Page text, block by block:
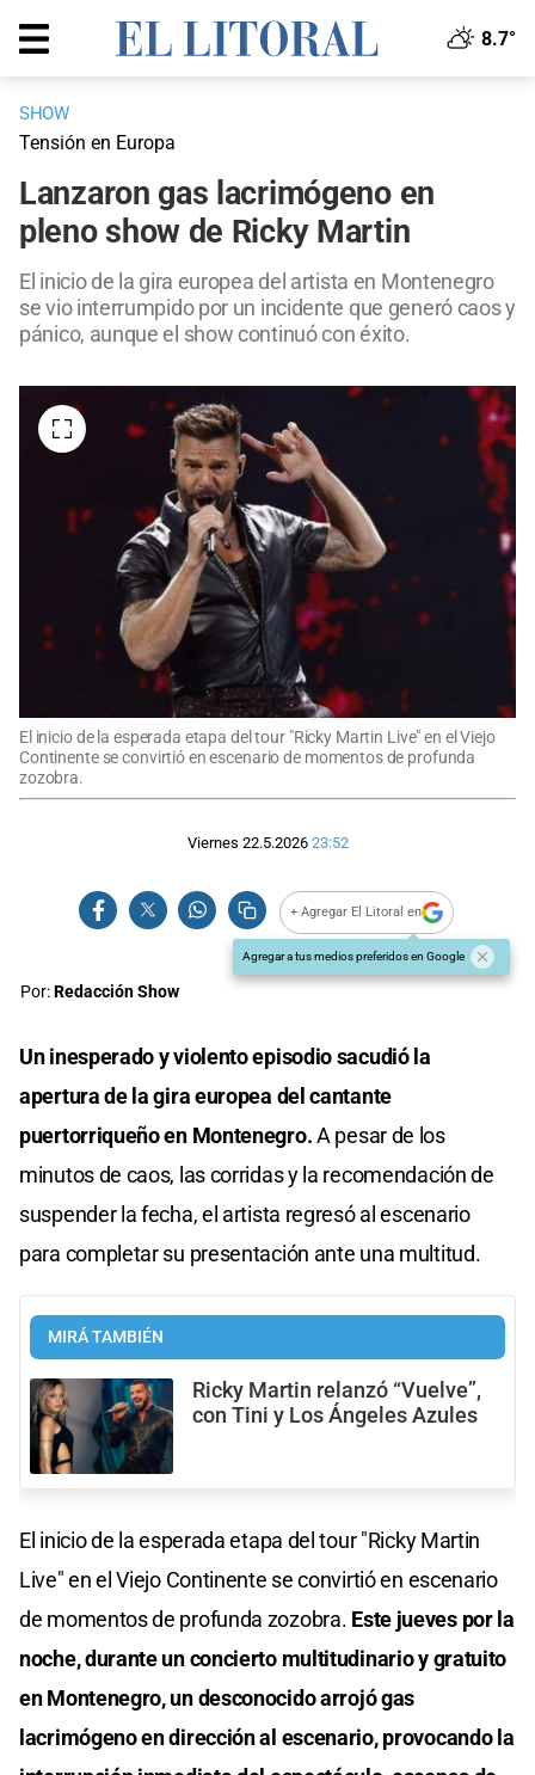
8.7°
SHOW
Tensión en Europa
Lanzaron gas lacrimógeno en
pleno show de Ricky Martin
El inicio de la gira europea del artista en Montenegro
se vio interrumpido por un incidente que generó caos y
pánico, aunque el show continuó con éxito.
El inicio de la esperada etapa del tour "Ricky Martin Live" en el Viejo
Continente se convirtió en escenario de momentos de profunda
zozobra.
Viernes 22.5.2026 23:52
+ Agregar El Litoral en
Agregar a tus medios preferidos en Google
Por:Redacción Show
Un inesperado y violento episodio sacudió la
apertura de la gira europea del cantante
puertorriqueño en Montenegro.A pesar de los
minutos de caos, las corridas y la recomendación de
suspender la fecha, el artista regresó al escenario
para completar su presentación ante una multitud.
MIRÁ TAMBIÉN
Ricky Martin relanzó “Vuelve”,
con Tini y Los Ángeles Azules
El inicio de la esperada etapa del tour "Ricky Martin
Live" en el Viejo Continente se convirtió en escenario
de momentos de profunda zozobra. Este jueves por la
noche, durante un concierto multitudinario y gratuito
en Montenegro, un desconocido arrojó gas
lacrimógeno en dirección al escenario, provocando la